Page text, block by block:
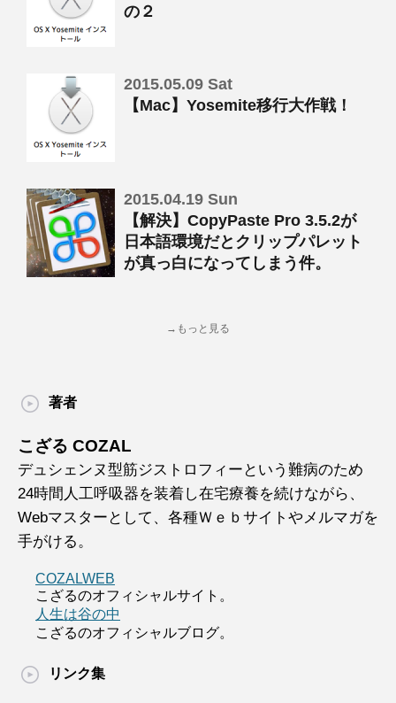
の２
2015.05.09 Sat
【Mac】Yosemite移行大作戦！
2015.04.19 Sun
【解決】CopyPaste Pro 3.5.2が
日本語環境だとクリップパレット
が真っ白になってしまう件。
→もっと見る
著者
こざる COZAL
デュシェンヌ型筋ジストロフィーという難病のため
24時間人工呼吸器を装着し在宅療養を続けながら、
Webマスターとして、各種Ｗｅｂサイトやメルマガを
手がける。
COZALWEB
こざるのオフィシャルサイト。
人生は谷の中
こざるのオフィシャルブログ。
リンク集